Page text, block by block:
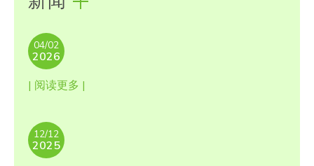
04/02
2026
| 阅读更多 |
12/12
2025